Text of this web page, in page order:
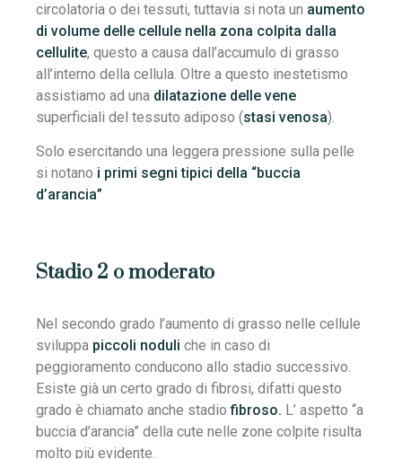
circolatoria o dei tessuti, tuttavia si nota un aumento
di volume delle cellule nella zona colpita dalla
cellulite, questo a causa dall’accumulo di grasso
all’interno della cellula. Oltre a questo inestetismo
assistiamo ad una dilatazione delle vene
superficiali del tessuto adiposo (stasi venosa).
Solo esercitando una leggera pressione sulla pelle
si notano i primi segni tipici della “buccia
d’arancia”
Stadio 2 o moderato
Nel secondo grado l’aumento di grasso nelle cellule
sviluppa piccoli noduli che in caso di
peggioramento conducono allo stadio successivo.
Esiste già un certo grado di fibrosi, difatti questo
grado è chiamato anche stadiofibroso. L’ aspetto “a
buccia d’arancia” della cute nelle zone colpite risulta
molto più evidente.